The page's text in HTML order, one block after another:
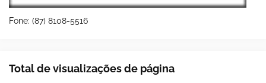
Fone: (87) 8108-5516
Total de visualizações de página